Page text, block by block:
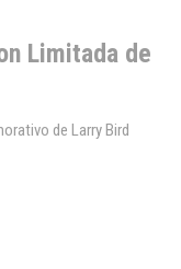
Limitada de
de Larry Bird